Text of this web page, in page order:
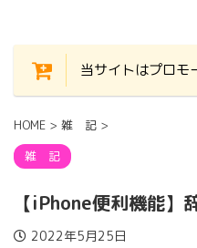
当サイトはプロモ
HOME > 雑 記 >
雑 記
【iPhone便利機能】
2022年5月25日